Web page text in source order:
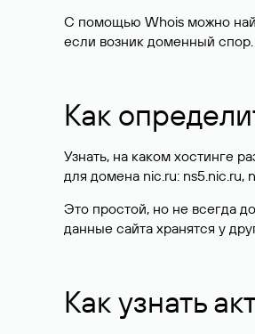
С помощью Whois можно
если возник доменный спор.
Как
Узнать, на каком хостинге
для домена nic.ru: ns5.nic.ru,
Это простой, но не всегда
данные сайта хранятся у
Как узнать